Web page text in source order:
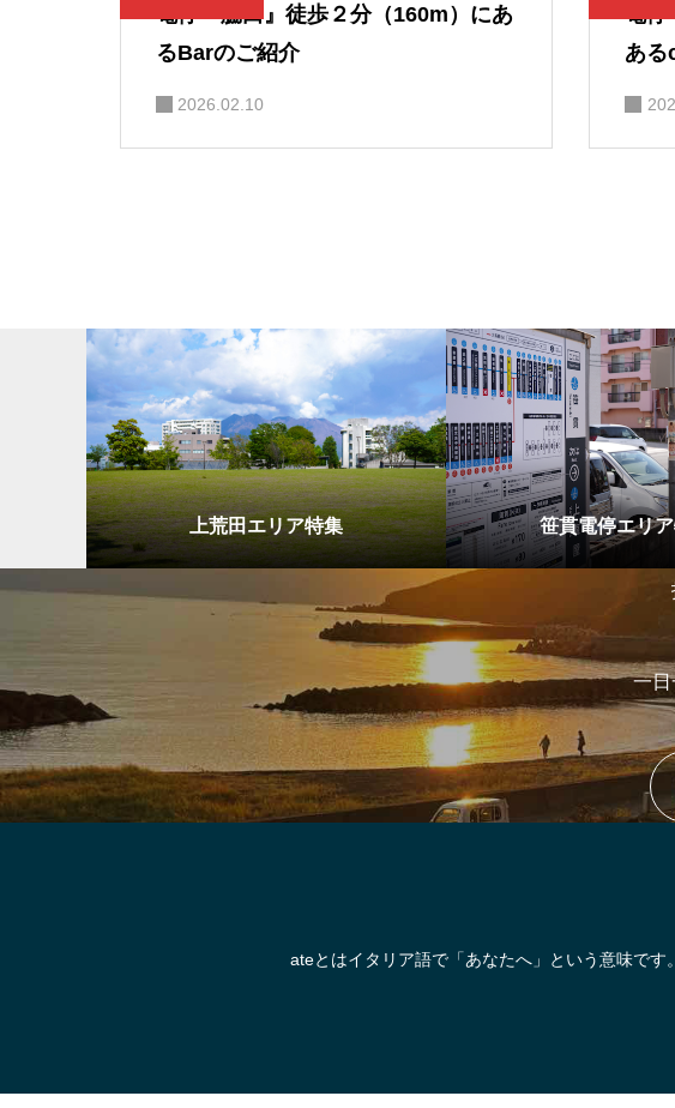
電停『脇田』徒歩２分（160m）にあ
るBarのご紹介
2026.02.10
電停
ある
上荒田エリア特集 笹貫電停エリ
一日
ateとはイタリア語で「あなたへ」という意味です